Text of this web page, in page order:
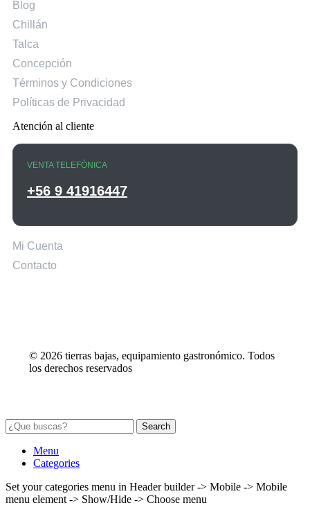
Blog
Chillán
Talca
Concepción
Términos y Condiciones
Políticas de Privacidad
Atención al cliente
VENTA TELEFÓNICA
+56 9 41916447
Mi Cuenta
Contacto
© 2026 tierras bajas, equipamiento gastronómico. Todos
los derechos reservados
Search
Menu
Categories
Set your categories menu in Header builder -> Mobile -> Mobile
menu element -> Show/Hide -> Choose menu